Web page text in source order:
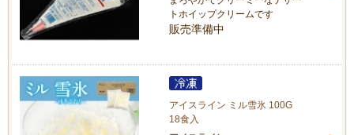
トホイップクリームです
販売準備中
アイスライン ミル雪氷 100G
18食入